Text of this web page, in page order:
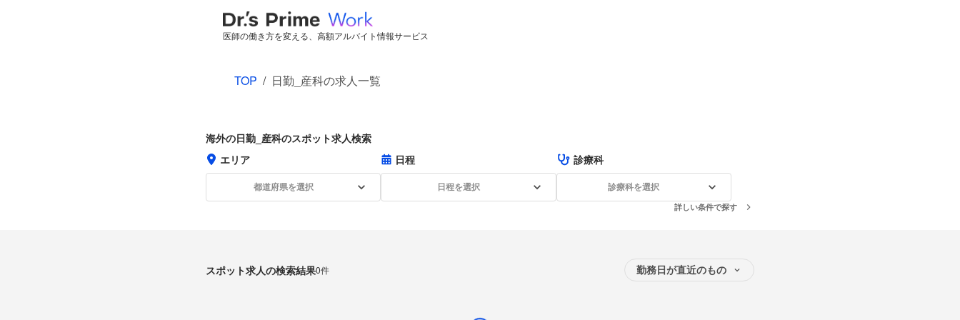
医師の働き方を変える、高額アルバイト情報サービス
TOP / 日勤_産科の求人一覧
海外の日勤_産科のスポット求人検索
エリア
都道府県を選択
日程
日程を選択
診療科
診療科を選択
詳しい条件で探す
スポット求人の検索結果0件 勤務日が直近のもの